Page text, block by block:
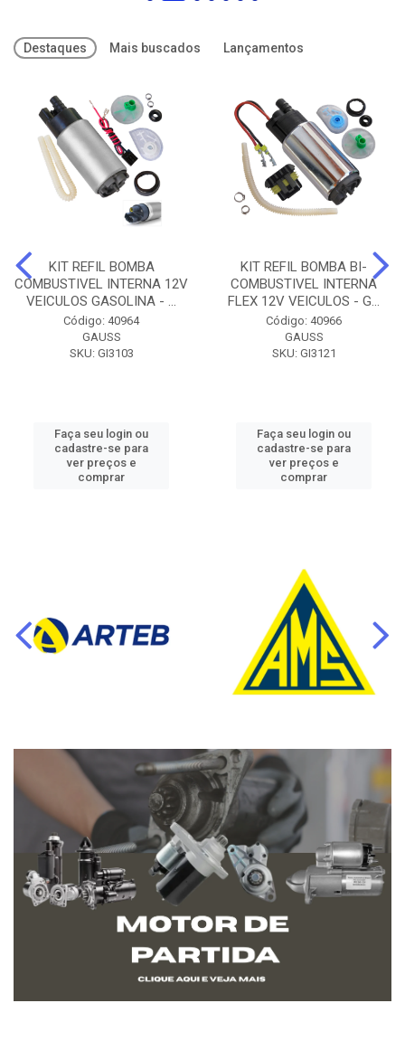
Destaques Mais buscados Lançamentos
KIT REFIL BOMBA
COMBUSTIVEL INTERNA 12V
VEICULOS GASOLINA - ...
Código: 40964
GAUSS
SKU: GI3103
Faça seu login ou
cadastre-se para
ver preços e
comprar
KIT REFIL BOMBA BI-
COMBUSTIVEL INTERNA
FLEX 12V VEICULOS - G...
Código: 40966
GAUSS
SKU: GI3121
Faça seu login ou
cadastre-se para
ver preços e
comprar